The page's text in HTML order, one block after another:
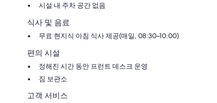
시설 내 주차 공간 없음
식사 및 음료
무료 현지식 아침 식사 제공(매일, 08:30~10:00)
편의 시설
정해진 시간 동안 프런트 데스크 운영
짐 보관소
고객 서비스